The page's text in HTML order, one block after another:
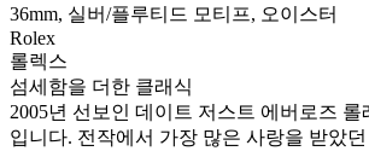
36mm, 실버/플루티드 모티프, 오이스터
Rolex
롤렉스
섬세함을 더한 클래식
2005년 선보인 데이트 저스트 에버로즈 롤
입니다. 전작에서 가장 많은 사랑을 받았